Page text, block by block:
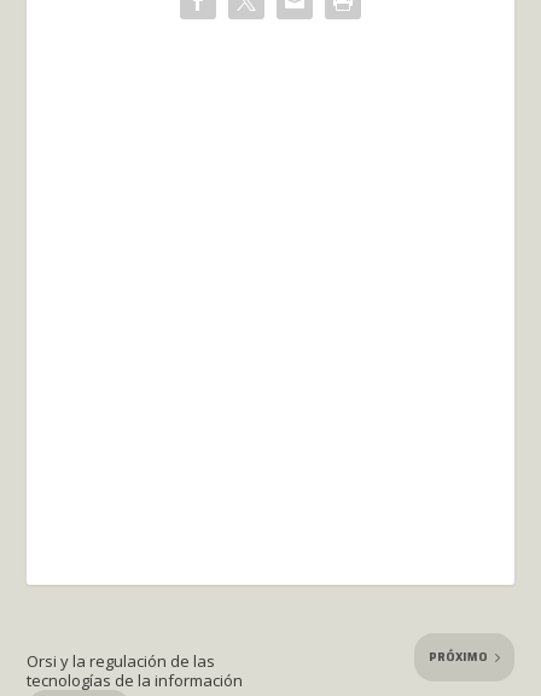
Orsi y la regulación de las
tecnologías de la información
PRÓXIMO